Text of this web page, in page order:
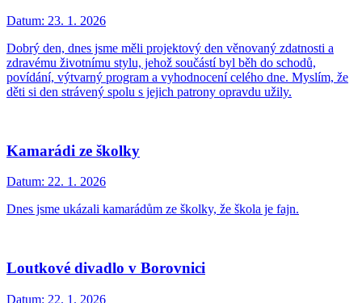
Datum: 23. 1. 2026
Dobrý den, dnes jsme měli projektový den věnovaný zdatnosti a
zdravému životnímu stylu, jehož součástí byl běh do schodů,
povídání, výtvarný program a vyhodnocení celého dne. Myslím, že
děti si den strávený spolu s jejich patrony opravdu užily.
Kamarádi ze školky
Datum: 22. 1. 2026
Dnes jsme ukázali kamarádům ze školky, že škola je fajn.
Loutkové divadlo v Borovnici
Datum: 22. 1. 2026